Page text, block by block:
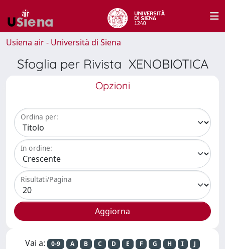
Usiena air - Università di Siena
Sfoglia per Rivista XENOBIOTICA
Opzioni
Ordina per:
In ordine:
Risultati/Pagina
Vai a: 0-9 A B C D E F G H I
J